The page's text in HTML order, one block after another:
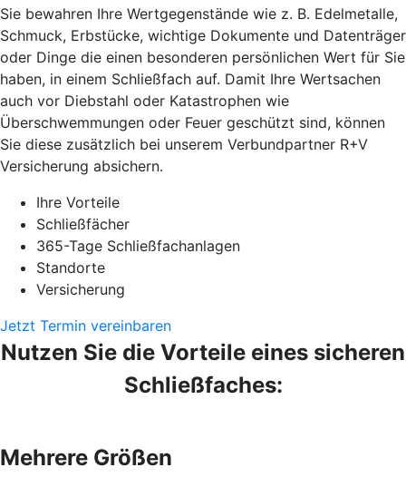
Sie bewahren Ihre Wertgegenstände wie z. B. Edelmetalle,
Schmuck, Erbstücke, wichtige Dokumente und Datenträger
oder Dinge die einen besonderen persönlichen Wert für Sie
haben, in einem Schließfach auf. Damit Ihre Wertsachen
auch vor Diebstahl oder Katastrophen wie
Überschwemmungen oder Feuer geschützt sind, können
Sie diese zusätzlich bei unserem Verbundpartner R+V
Versicherung absichern.
Ihre Vorteile
Schließfächer
365-Tage Schließfachanlagen
Standorte
Versicherung
Jetzt Termin vereinbaren
Nutzen Sie die Vorteile eines sicheren
Schließfaches:
Mehrere Größen